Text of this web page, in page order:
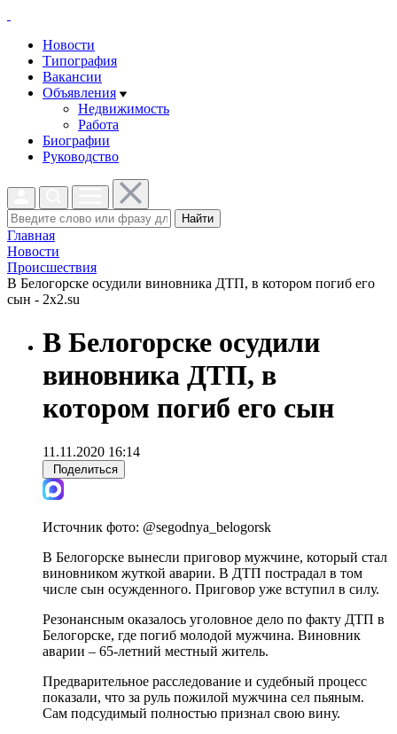
Новости
Типография
Вакансии
Объявления
Недвижимость
Работа
Биографии
Руководство
Найти
Главная
Новости
Проиcшествия
В Белогорске осудили виновника ДТП, в котором погиб его
сын - 2x2.su
В Белогорске осудили
виновника ДТП, в
котором погиб его сын
11.11.2020 16:14
Поделиться
Источник фото: @segodnya_belogorsk
В Белогорске вынесли приговор мужчине, который стал
виновником жуткой аварии. В ДТП пострадал в том
числе сын осужденного. Приговор уже вступил в силу.
Резонансным оказалось уголовное дело по факту ДТП в
Белогорске, где погиб молодой мужчина. Виновник
аварии – 65-летний местный житель.
Предварительное расследование и судебный процесс
показали, что за руль пожилой мужчина сел пьяным.
Сам подсудимый полностью признал свою вину.